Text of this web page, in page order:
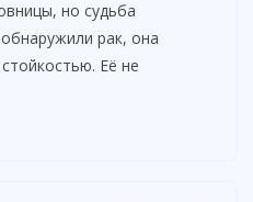
но судьба
рак, она
Её не